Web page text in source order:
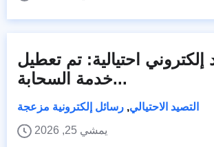
إلكتروني احتيالية: تم تعطيل
خدمة السحابة...
التصيد الاحتيالي, رسائل إلكترونية مزعجة
يمشي 25, 2026